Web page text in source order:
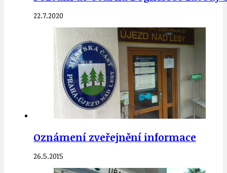
22.7.2020
Oznámení zveřejnění informace
26.5.2015